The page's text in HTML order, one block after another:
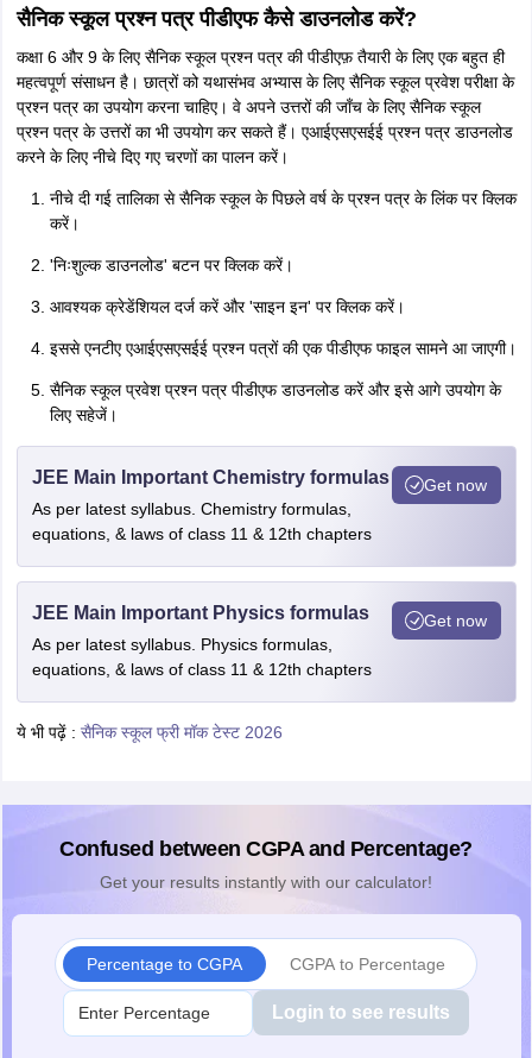
सैनिक स्कूल प्रश्न पत्र पीडीएफ कैसे डाउनलोड करें?
कक्षा 6 और 9 के लिए सैनिक स्कूल प्रश्न पत्र की पीडीएफ़ तैयारी के लिए एक बहुत ही
महत्वपूर्ण संसाधन है। छात्रों को यथासंभव अभ्यास के लिए सैनिक स्कूल प्रवेश परीक्षा के
प्रश्न पत्र का उपयोग करना चाहिए। वे अपने उत्तरों की जाँच के लिए सैनिक स्कूल
प्रश्न पत्र के उत्तरों का भी उपयोग कर सकते हैं। एआईएसएसईई प्रश्न पत्र डाउनलोड
करने के लिए नीचे दिए गए चरणों का पालन करें।
नीचे दी गई तालिका से सैनिक स्कूल के पिछले वर्ष के प्रश्न पत्र के लिंक पर क्लिक
करें।
'निःशुल्क डाउनलोड' बटन पर क्लिक करें।
आवश्यक क्रेडेंशियल दर्ज करें और 'साइन इन' पर क्लिक करें।
इससे एनटीए एआईएसएसईई प्रश्न पत्रों की एक पीडीएफ फाइल सामने आ जाएगी।
सैनिक स्कूल प्रवेश प्रश्न पत्र पीडीएफ डाउनलोड करें और इसे आगे उपयोग के
लिए सहेजें।
JEE Main Important Chemistry formulas
As per latest syllabus. Chemistry formulas,
equations, & laws of class 11 & 12th chapters
Get now
JEE Main Important Physics formulas
As per latest syllabus. Physics formulas,
equations, & laws of class 11 & 12th chapters
Get now
ये भी पढ़ें : सैनिक स्कूल फ्री मॉक टेस्ट 2026
Confused between CGPA and Percentage?
Get your results instantly with our calculator!
Percentage to CGPA CGPA to Percentage
Login to see results